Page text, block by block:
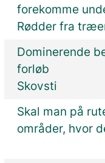
forekomme
Rødder fra
Dominerende
forløb
Skovsti
Skal man på
områder, hvor